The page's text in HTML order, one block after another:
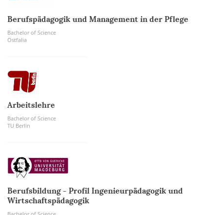
Berufspädagogik und Management in der Pflege
Bachelor of Science
Ostfalia
Arbeitslehre
Bachelor of Science
TU Berlin
Berufsbildung - Profil Ingenieurpädagogik und
Wirtschaftspädagogik